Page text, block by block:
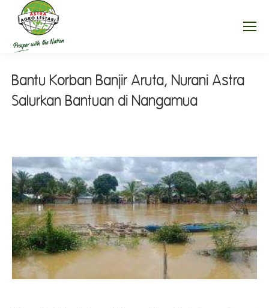
Bantu Korban Banjir Aruta, Nurani Astra
Salurkan Bantuan di Nangamua